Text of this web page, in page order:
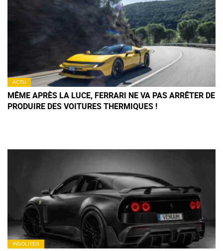
ACTU
MÊME APRÈS LA LUCE, FERRARI NE VA PAS ARRÊTER DE
PRODUIRE DES VOITURES THERMIQUES !
INSOLITES